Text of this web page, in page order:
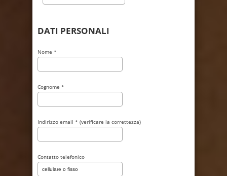
DATI PERSONALI
Nome *
Cognome *
Indirizzo email * (verificare la correttezza)
Contatto telefonico